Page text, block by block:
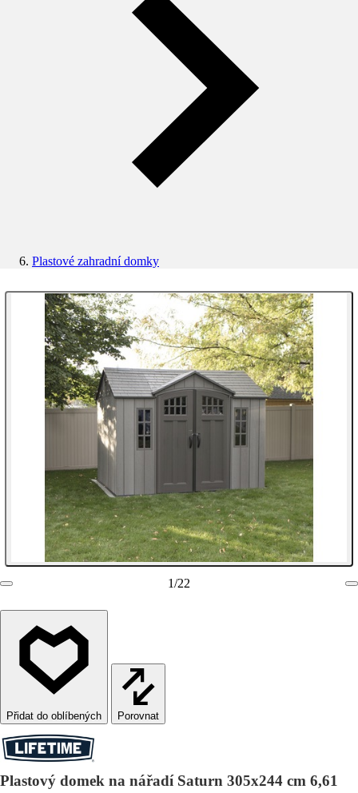
Plastové zahradní domky
1/22
Porovnat
Plastový domek na nářadí Saturn 305x244 cm 6,61